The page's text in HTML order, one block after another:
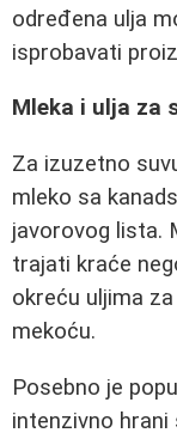
određena ulja
isprobavati
Mleka i ulja za
Za izuzetno
mleko sa
javorovog lista.
trajati kraće
okreću uljima
mekoću.
Posebno je
intenzivno hrani